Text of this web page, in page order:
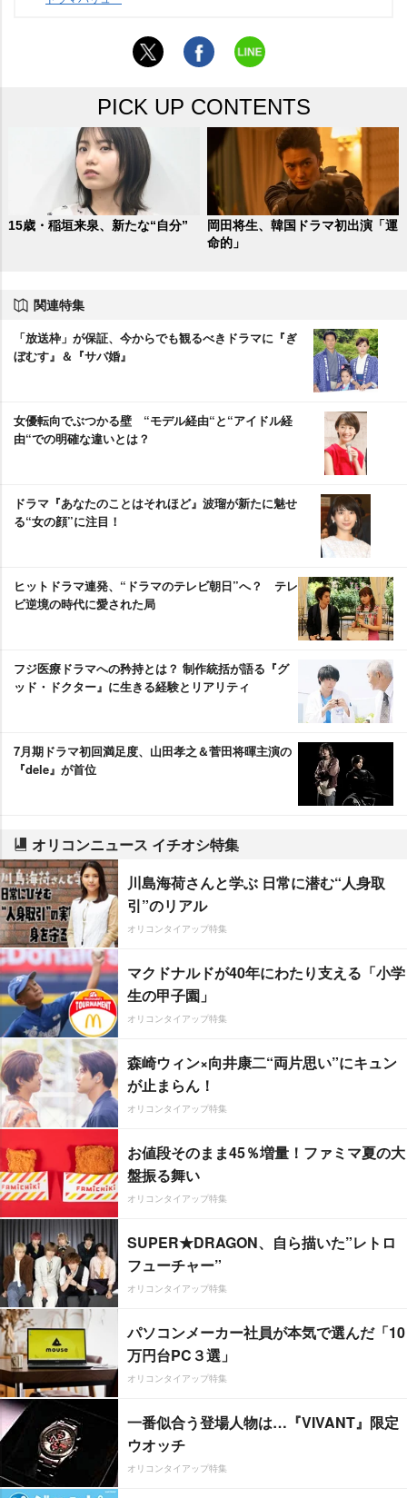
PICK UP CONTENTS
15歳・稲垣来泉、新たな“自分”
岡田将生、韓国ドラマ初出演「運
命的」
関連特集
「放送枠」が保証、今からでも観るべきドラマに『ぎ
ぼむす』＆『サバ婚』
女優転向でぶつかる壁 “モデル経由“と“アイドル経
由“での明確な違いとは？
ドラマ『あなたのことはそれほど』波瑠が新たに魅せ
る“女の顔”に注目！
ヒットドラマ連発、“ドラマのテレビ朝日”へ？ テレ
ビ逆境の時代に愛された局
フジ医療ドラマへの矜持とは？ 制作統括が語る『グ
ッド・ドクター』に生きる経験とリアリティ
7月期ドラマ初回満足度、山田孝之＆菅田将暉主演の
『dele』が首位
オリコンニュース イチオシ特集
川島海荷さんと学ぶ 日常に潜む“人身取
引”のリアル
オリコンタイアップ特集
マクドナルドが40年にわたり支える「小学
生の甲子園」
オリコンタイアップ特集
森崎ウィン×向井康二“両片思い”にキュン
が止まらん！
オリコンタイアップ特集
お値段そのまま45％増量！ファミマ夏の大
盤振る舞い
オリコンタイアップ特集
SUPER★DRAGON、自ら描いた”レトロ
フューチャー”
オリコンタイアップ特集
パソコンメーカー社員が本気で選んだ「10
万円台PC３選」
オリコンタイアップ特集
一番似合う登場人物は…『VIVANT』限定
ウオッチ
オリコンタイアップ特集